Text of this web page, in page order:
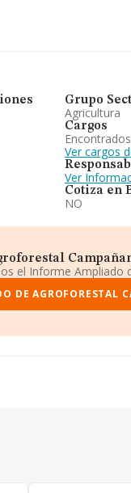
Grupo
Agricultura
Cargos
Ver cargos
Ver
Cotiza en
NO
el Informe Ampliado
DE AGROFORESTAL